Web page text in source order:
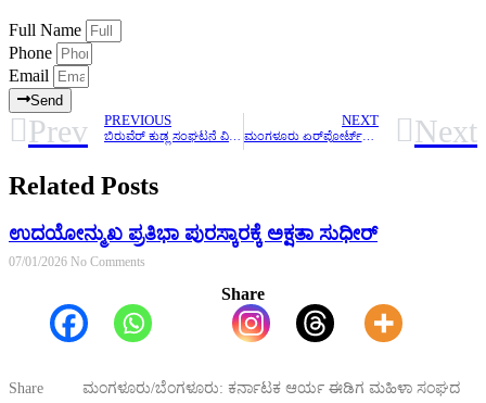
Full Name
Phone
Email
Send
Prev PREVIOUS NEXT
ಮಂಗಳೂರು ಏರ್‌ಪೋರ್ಟ್‌ಗೆ ಕೋಟಿ-ಚೆನ್ನಯ ಹೆಸರಿಡುವಂತೆ ಒತ್ತಾಯಿಸಿ ಬಿಲ್ಲವ ಬ್ರಿಗೇಡ್‌ನಿಂದ ಸ್ಟಿಕ್ಕರ್‌ ಅಭಿಯಾನ Next
Related Posts
ಉದಯೋನ್ಮುಖ ಪ್ರತಿಭಾ ಪುರಸ್ಕಾರಕ್ಕೆ ಅಕ್ಷತಾ ಸುಧೀರ್
07/01/2026 No Comments
Share
Share ಮಂಗಳೂರು/ಬೆಂಗಳೂರು: ಕರ್ನಾಟಕ ಆರ್ಯ ಈಡಿಗ ಮಹಿಳಾ ಸಂಘದ